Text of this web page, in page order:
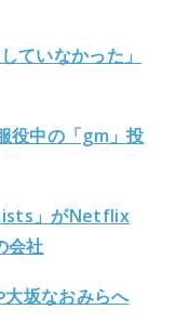
ていなかった」
役中の「gm」投
」がNetflix
会社
坂なおみらへ